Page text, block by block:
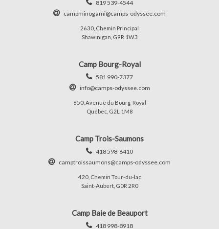
819 539-4544
campminogami@camps-odyssee.com
2630, Chemin Principal
Shawinigan, G9R 1W3
Camp Bourg-Royal
581 990-7377
info@camps-odyssee.com
650, Avenue du Bourg-Royal
Québec, G2L 1M8
Camp Trois-Saumons
418 598-6410
camptroissaumons@camps-odyssee.com
420, Chemin Tour-du-lac
Saint-Aubert, G0R 2R0
Camp Baie de Beauport
418 998-8918